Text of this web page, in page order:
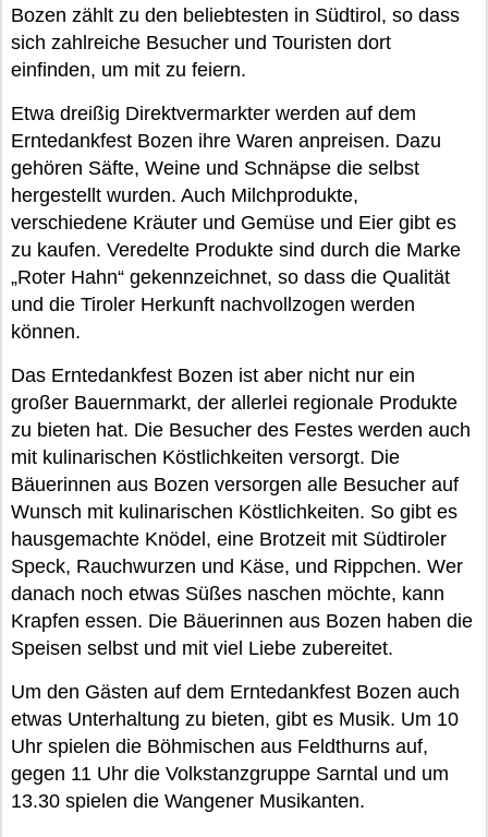
Bozen zählt zu den beliebtesten in Südtirol, so dass
sich zahlreiche Besucher und Touristen dort
einfinden, um mit zu feiern.
Etwa dreißig Direktvermarkter werden auf dem
Erntedankfest Bozen ihre Waren anpreisen. Dazu
gehören Säfte, Weine und Schnäpse die selbst
hergestellt wurden. Auch Milchprodukte,
verschiedene Kräuter und Gemüse und Eier gibt es
zu kaufen. Veredelte Produkte sind durch die Marke
„Roter Hahn“ gekennzeichnet, so dass die Qualität
und die Tiroler Herkunft nachvollzogen werden
können.
Das Erntedankfest Bozen ist aber nicht nur ein
großer Bauernmarkt, der allerlei regionale Produkte
zu bieten hat. Die Besucher des Festes werden auch
mit kulinarischen Köstlichkeiten versorgt. Die
Bäuerinnen aus Bozen versorgen alle Besucher auf
Wunsch mit kulinarischen Köstlichkeiten. So gibt es
hausgemachte Knödel, eine Brotzeit mit Südtiroler
Speck, Rauchwurzen und Käse, und Rippchen. Wer
danach noch etwas Süßes naschen möchte, kann
Krapfen essen. Die Bäuerinnen aus Bozen haben die
Speisen selbst und mit viel Liebe zubereitet.
Um den Gästen auf dem Erntedankfest Bozen auch
etwas Unterhaltung zu bieten, gibt es Musik. Um 10
Uhr spielen die Böhmischen aus Feldthurns auf,
gegen 11 Uhr die Volkstanzgruppe Sarntal und um
13.30 spielen die Wangener Musikanten.